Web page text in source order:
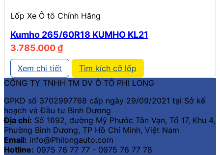
Lốp Xe Ô tô Chính Hãng
Kumho 265/60R18 KUMHO KL21
3.785.000₫
Xem chi tiết
Tìm kích cỡ lốp
CÔNG TY TNHH TM DV Ô TÔ PHI LONG
GPKD số 3702997768 cấp ngày 29/09/2021 tại Sở kế
hoạch và Đầu tư Bình Dương
Địa chỉ: Số 1692, đường Mỹ Phước Tân Vạn, Tổ 17, Khu 4,
Phường Bình Dương, TP Hồ Chí Minh, Việt Nam
Email: info@Philongauto.com
Hotline: 0975 76 77 77 - 0975 76 77 78